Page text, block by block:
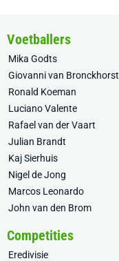
Voetballers
Mika Godts
Giovanni van Bronckhorst
Ronald Koeman
Luciano Valente
Rafael van der Vaart
Julian Brandt
Kaj Sierhuis
Nigel de Jong
Marcos Leonardo
John van den Brom
Competities
Eredivisie